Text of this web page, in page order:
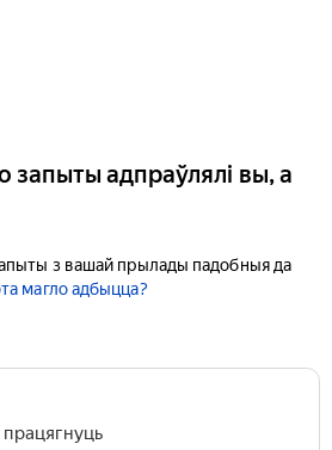
запыты адпраўлялі вы, а
з вашай прылады падобныя да
магло адбыцца?
працягнуць